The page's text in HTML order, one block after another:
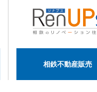
相鉄不動産販売